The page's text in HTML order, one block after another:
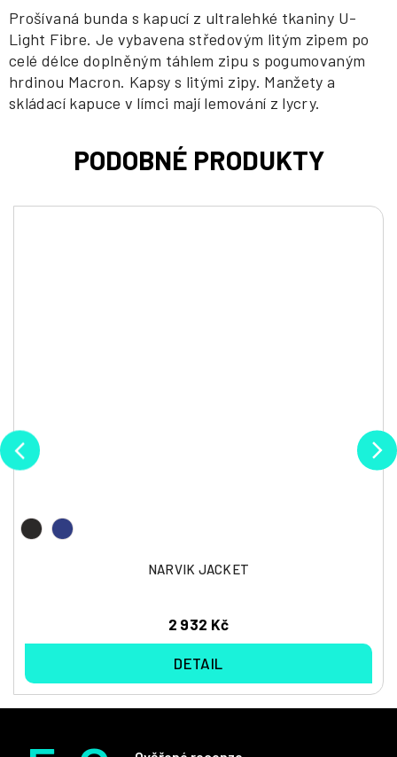
Prošívaná bunda s kapucí z ultralehké tkaniny U-
Light Fibre. Je vybavena středovým litým zipem po
celé délce doplněným táhlem zipu s pogumovaným
hrdinou Macron. Kapsy s litými zipy. Manžety a
skládací kapuce v límci mají lemování z lycry.
NARVIK JACKET
2 932 Kč
DETAIL